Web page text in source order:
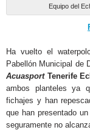
Equipo del
Ha vuelto el
Pabellón Municipal de
AcuasportTenerife
ambos planteles ya
fichajes y han
que han presentado
seguramente no